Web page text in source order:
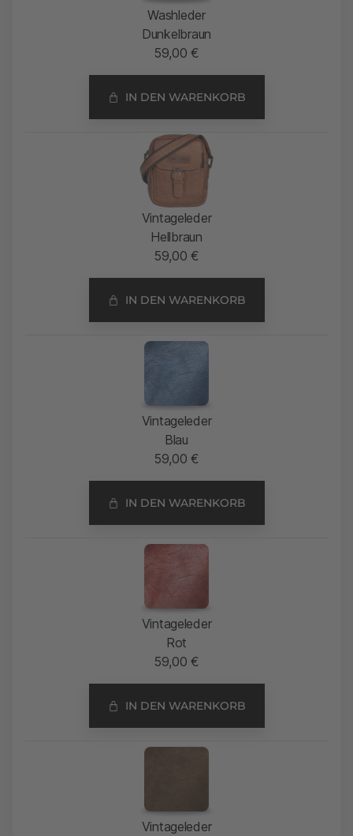
Washleder
Dunkelbraun
59,00€
IN DEN WARENKORB
Vintageleder
Hellbraun
59,00€
IN DEN WARENKORB
Vintageleder
Blau
59,00€
IN DEN WARENKORB
Vintageleder
Rot
59,00€
IN DEN WARENKORB
Vintageleder